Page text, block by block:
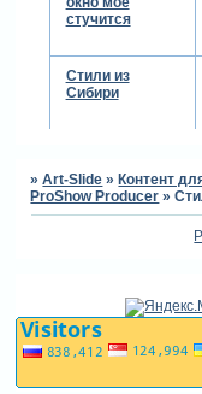
стучится
Стили из
Сибири
»Art-Slide » Контент
ProShow Producer »